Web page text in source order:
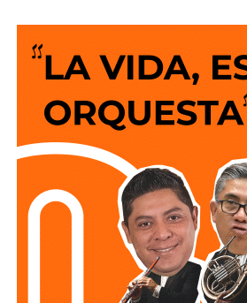
ofrecer un servicio más confiable
La semana pasada concluyeron los
mantenimiento y restauración en los
lleva a cabo el proceso de
continuar con la limpieza y
instalaciones de la planta.
La siguiente etapa contempla el
tanques de floculación y
partículas e impurezas que contiene
posteriormente se depositan en el
separar el agua más clara para que
etapas de filtración y desinfección